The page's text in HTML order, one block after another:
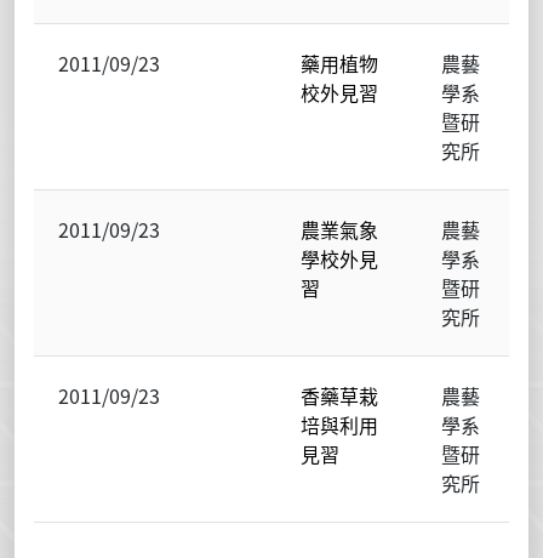
2011/09/23
藥用植物
校外見習
農藝
學系
暨研
究所
2011/09/23
農業氣象
學校外見
習
農藝
學系
暨研
究所
2011/09/23
香藥草栽
培與利用
見習
農藝
學系
暨研
究所